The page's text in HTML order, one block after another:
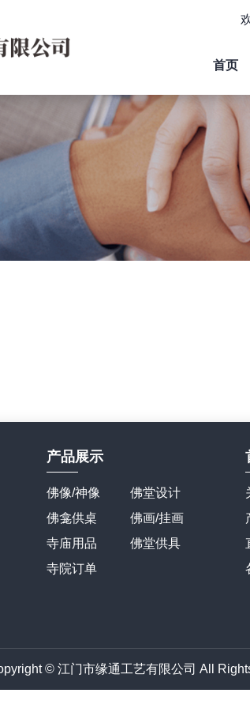
首页
产品展示
佛像/神像
佛龛供桌
寺庙用品
寺院订单
佛堂设计
佛画/挂画
佛堂供具
© 江门市缘通工艺有限公司 All